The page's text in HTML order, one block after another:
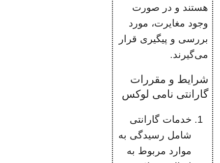
هستند و در صورت
وجود مغایرت، مورد
بررسی و پیگیری قرار
می‌گیرند.
شرایط و مقررات
گارانتی نامی لوکس
خدمات گارانتی
شامل رسیدگی به
موارد مربوط به